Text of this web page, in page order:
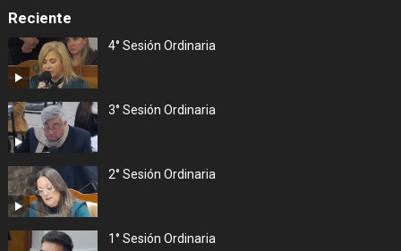
Reciente
4° Sesión Ordinaria
3° Sesión Ordinaria
2° Sesión Ordinaria
1° Sesión Ordinaria